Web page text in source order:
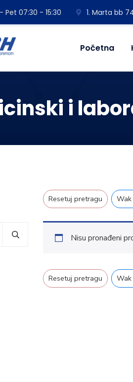
Pet 07:30 - 15:30 1. Marta bb
Početna
i
Resetuj pretragu Wak
Nisu pronađeni
Resetuj pretragu Wak